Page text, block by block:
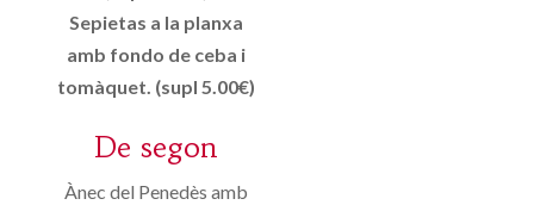
Sepietas a la planxa
amb fondo de ceba i
tomàquet. (supl 5.00€)
De segon
Ànec del Penedès amb